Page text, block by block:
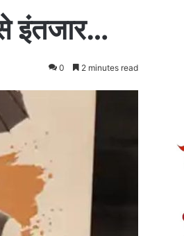
इंतजार…
0 2 minutes read